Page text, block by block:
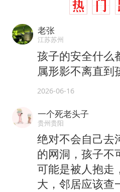
老张
江苏苏州
孩子的安全什么
属形影不离直到
2026-06-16
一个死老头子
贵州贵阳
绝对不会自己去
的网洞，孩子不
可能是被人抱走
大，邻居应该查